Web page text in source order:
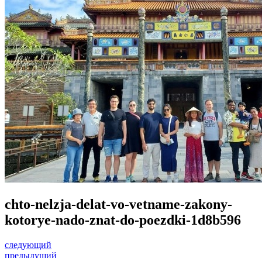
chto-nelzja-delat-vo-vetname-zakony-
kotorye-nado-znat-do-poezdki-1d8b596
следующий
предыдущий